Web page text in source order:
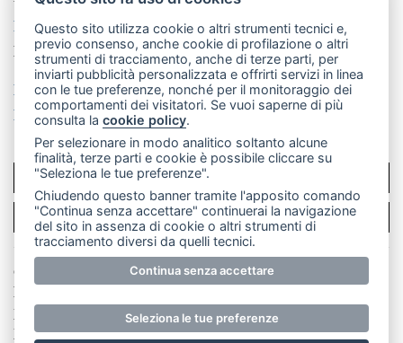
La redazione
CasateOnline LeccoOnline
RSS
Made by VIP
Privacy policy
Cookie policy
Rivedi le tue scelte sui cookie
SCRIVICI
PER LA TUA PUBBLICITÀ
© Copyright Merateonline S.r.l. - Tutti i diritti riservati.
E' proibita la riproduzione e pubblicazione anche
parziale di testi, articoli e immagini senza la
preventiva autorizzazione scritta dell'editore. RI Lecco
Questo sito utilizza cookie o altri strumenti tecnici e,
previo consenso, anche cookie di profilazione o altri
strumenti di tracciamento, anche di terze parti, per
inviarti pubblicità personalizzata e offrirti servizi in linea
con le tue preferenze, nonché per il monitoraggio dei
comportamenti dei visitatori. Se vuoi saperne di più
consulta lacookie policy.
Per selezionare in modo analitico soltanto alcune
finalità, terze parti e cookie è possibile cliccare su
"Seleziona le tue preferenze".
Chiudendo questo banner tramite l'apposito comando
"Continua senza accettare" continuerai la navigazione
del sito in assenza di cookie o altri strumenti di
tracciamento diversi da quelli tecnici.
Continua senza accettare
Seleziona le tue preferenze